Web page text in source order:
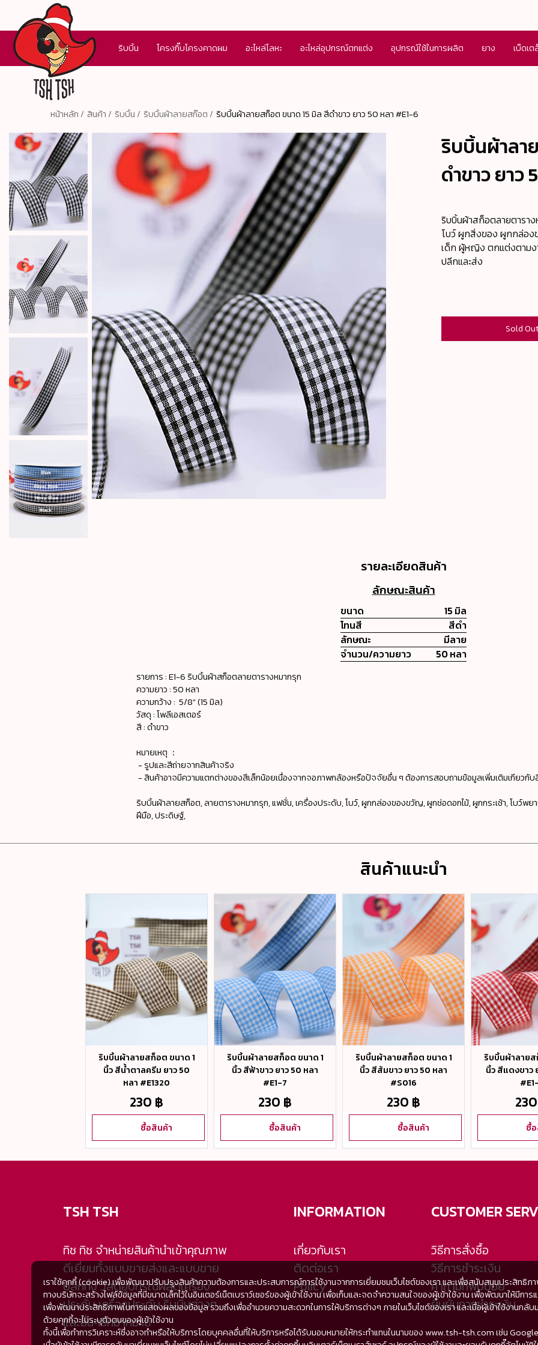
ริบบิ้น โครงกิ๊บโครงคาดผม อะไหล่โลหะ อะไหล่อุปกรณ์ตกแต่ง อุปกรณ์ใช้ในการผลิต ยาง เบ็ดเ
หน้าหลัก / สินค้า / ริบบิ้น / ริบบิ้นผ้าลายสก๊อต / ริบบิ้นผ้าลายสก็อต ขนาด 15 มิล สีดำขาว ยาว 50 หลา #E1-6
ริบบิ้นผ้าลา
ดำขาว ยาว
ริบบิ้นผ้าสก็อตลายตารา
โบว์ ผูกสิ่งของ ผูกกล่อง
เด็ก ผู้หญิง ตกแต่งตามง
ปลีกและส่ง
Sold
รายละเอียดสินค้า
ลักษณะสินค้า
ขนาด
15 มิล
โทนสี
สีดำ
ลักษณะ
มีลาย
จำนวน/ความยาว
50 หลา
รายการ : E1-6 ริบบิ้นผ้าสก็อตลายตารางหมากรุก
ความยาว : 50 หลา
ความกว้าง : 5/8" (15 มิล)
วัสดุ : โพลีเอสเตอร์
สี : ดำขาว
หมายเหตุ ：
- รูปและสีถ่ายจากสินค้าจริง
- สินค้าอาจมีความแตกต่างของสีเล็กน้อยเนื่องจากจอภาพกล้องหรือปัจจัยอื่น ๆ ต้องการสอบถามข้อมูลเพิ่มเติมเกียว
ริบบิ้นผ้าลายสก็อต, ลายตารางหมากรุก, แฟชั่น, เครื่องประดับ, โบว์, ผูกกล่องของขวัญ, ผูกช่อดอกไม้, ผูกกระเช้า, โบว์พย
ฝีมือ, ประดิษฐ์,
สินค้าแนะนำ
ริบบิ้นผ้าลายสก็อต ขนาด 1
นิ้ว สีน้ำตาลครีม ยาว 50
หลา #E1320
230 ฿
ซื้อสินค้า
ริบบิ้นผ้าลายสก็อต ขนาด 1
นิ้ว สีฟ้าขาว ยาว 50 หลา
#E1-7
230 ฿
ซื้อสินค้า
ริบบิ้นผ้าลายสก็อต ขนาด 1
นิ้ว สีส้มขาว ยาว 50 หลา
#S016
230 ฿
ซื้อสินค้า
ริบบิ้นผ้าลายส
นิ้ว สีแดงขาว
ซื้
TSH TSH
ทิช ทิช จำหน่ายสินค้านำเข้าคุณภาพ
ดีเยี่ยมทั้งแบบขายส่งและแบบขาย
ปลีกทั้ง วัสดุอุปกรณ์ผลิตเครื่อง
ประดับ เครื่องประดับ ริบบิ้นต่างๆ
และอื่นๆอีกมากมาย
INFORMATION
เกี่ยวกับเรา
ติดต่อเรา
Policy
CUSTOMER
วิธีการสั่งซื้อ
วิธีการชำระเงิน
คำถามที่พบบ่อย
ยืนยันการชำระเงิน
เราใช้คุกกี้ (cookie) เพื่อพัฒนาปรับปรุงสินค้าความต้องการและประสบการณ์การใช้งานจากการเยี่ยมชมเว็บไซต์ของเรา และเพื่อสนับสนุนประสิทธิภา
ทางบริษัทจะสร้างไฟล์ข้อมูลที่มีขนาดเล็กไว้ในอินเตอร์เน็ตเบราว์เซอร์ของผู้เข้าใช้งาน เพื่อเก็บและจดจำความสนใจของผู้เข้าใช้งาน เพื่อพัฒนาให้มี
เพื่อพัฒนาประสิทธิภาพในการแสดงผลของข้อมูล รวมถึงเพื่ออำนวยความสะดวกในการให้บริการต่างๆ ภายในเว็บไซต์ของเรา และเมื่อผู้เข้าใช้งานกลั
ด้วยคุกกี้จะไม่ระบุตัวตนของผู้เข้าใช้งาน
ทั้งนี้เพื่อทำการวิเคราะห์ซึ่งอาจทำหรือให้บริการโดยบุคคลอื่นที่ให้บริการหรือได้รับมอบหมายให้กระทำแทนในนามของ www.tsh-tsh.com เช่น